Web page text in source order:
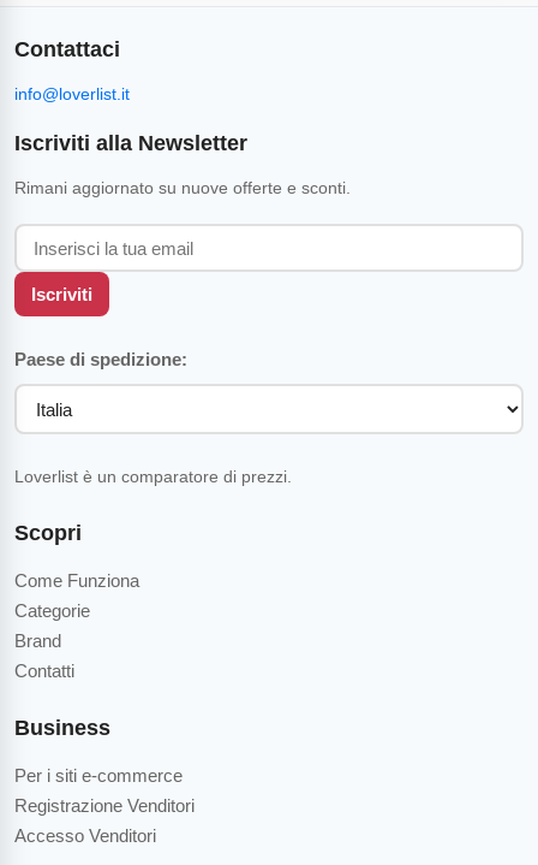
Scopri
Come Funziona
Categorie
Brand
Contatti
Business
Per i siti e-commerce
Registrazione Venditori
Accesso Venditori
Contattaci
info@loverlist.it
Iscriviti alla Newsletter
Rimani aggiornato su nuove offerte e sconti.
Iscriviti
Paese di spedizione:
Loverlist è un comparatore di prezzi.